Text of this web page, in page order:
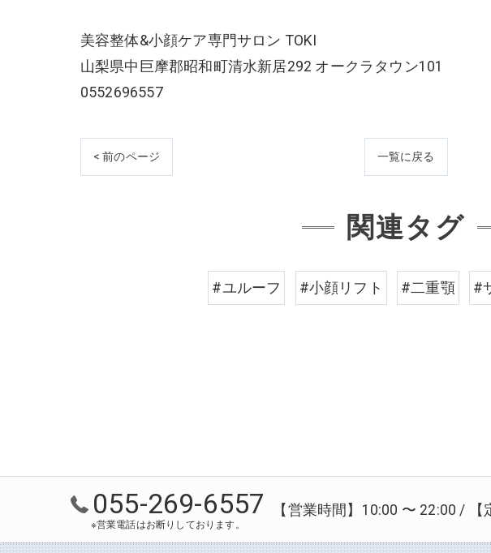
美容整体&小顔ケア専門サロン TOKI
山梨県中巨摩郡昭和町清水新居292 オークラタウン101
0552696557
< 前のページ 一覧に戻る
関連タグ
#ユルーフ #小顔リフト #二重顎 #
055-269-6557
※営業電話はお断りしております。
【営業時間】10:00 〜 22:00 / 【